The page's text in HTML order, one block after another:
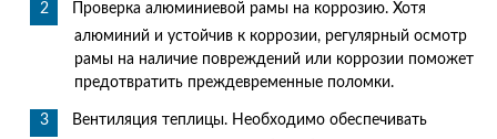
Проверка алюминиевой рамы на коррозию. Хотя
алюминий и устойчив к коррозии, регулярный осмотр
рамы на наличие повреждений или коррозии поможет
предотвратить преждевременные поломки.
Вентиляция теплицы. Необходимо обеспечивать